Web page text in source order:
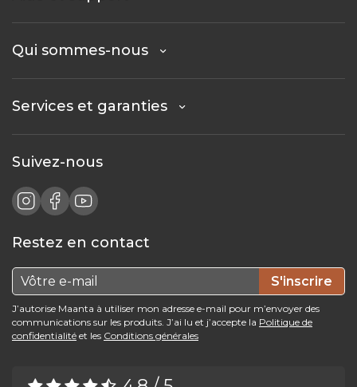
Qui sommes-nous
Services et garanties
Suivez-nous
Restez en contact
S'inscrire
J’autorise Maanta à utiliser mon adresse e-mail pour m’envoyer des
communications sur les produits. J’ai lu et j’accepte la Politique de
confidentialité et les Conditions générales